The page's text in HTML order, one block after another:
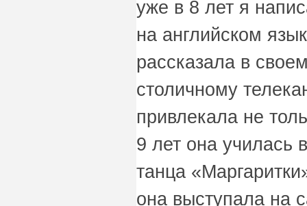
уже в 8 лет я
на английском
рассказала в
столичному
привлекала не
9 лет она училась
танца
она выступала на